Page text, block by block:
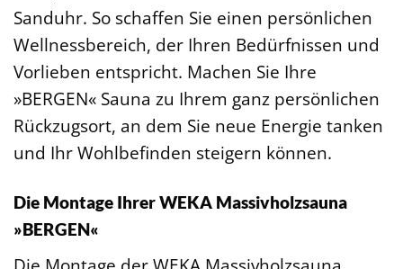
Sanduhr. So schaffen Sie einen persönlichen
Wellnessbereich, der Ihren Bedürfnissen und
Vorlieben entspricht. Machen Sie Ihre
»BERGEN« Sauna zu Ihrem ganz persönlichen
Rückzugsort, an dem Sie neue Energie tanken
und Ihr Wohlbefinden steigern können.
Die Montage Ihrer WEKA Massivholzsauna
»BERGEN«